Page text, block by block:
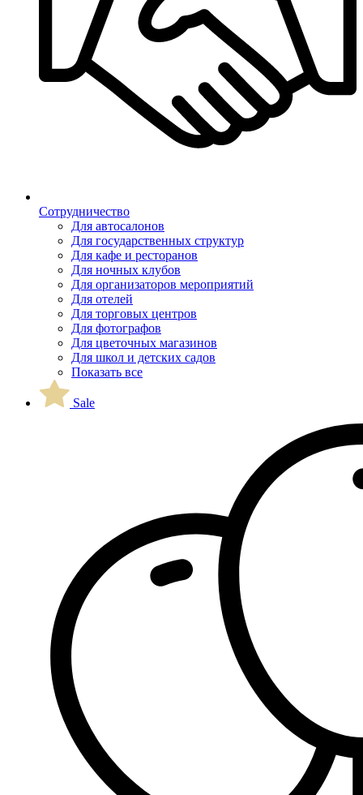
Сотрудничество
Для автосалонов
Для государственных структур
Для кафе и ресторанов
Для ночных клубов
Для организаторов мероприятий
Для отелей
Для торговых центров
Для фотографов
Для цветочных магазинов
Для школ и детских садов
Показать все
Sale